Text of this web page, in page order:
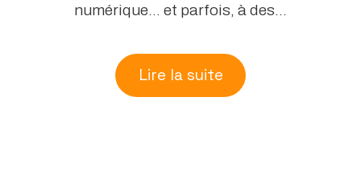
numérique… et parfois, à des...
Lire la suite